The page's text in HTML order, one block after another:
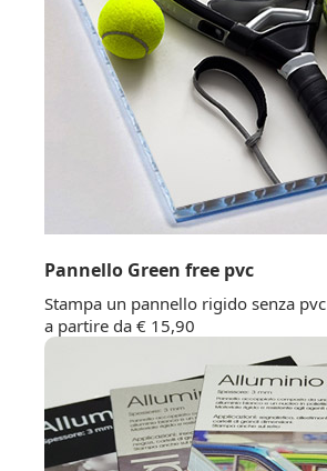
Pannello Green free pvc
Stampa un pannello rigido senza pvc
a partire da € 15,90